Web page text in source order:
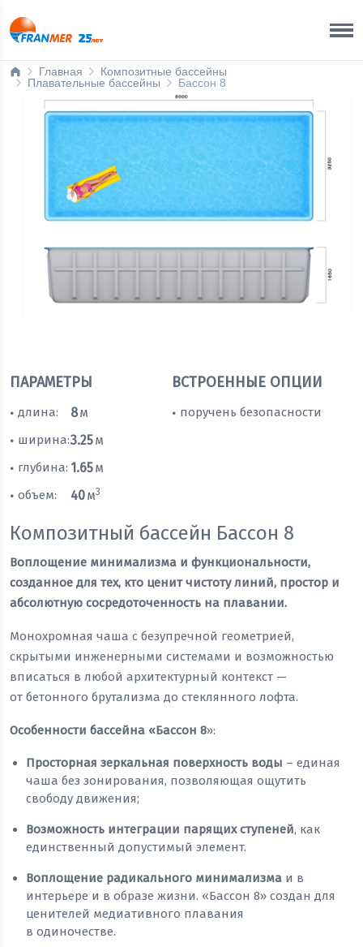
Главная
Композитные бассейны
Плавательные бассейны
Бассон 8
ПАРАМЕТРЫ
• длина: 8м
• ширина:3.25м
• глубина: 1.65м
• объем: 40м3
ВСТРОЕННЫЕ ОПЦИИ
• поручень безопасности
Композитный бассейн Бассон 8
Воплощение минимализма и функциональности,
созданное для тех, кто ценит чистоту линий, простор и
абсолютную сосредоточенность на плавании.
Монохромная чаша с безупречной геометрией,
скрытыми инженерными системами и возможностью
вписаться в любой архитектурный контекст —
от бетонного брутализма до стеклянного лофта.
Особенности бассейна «Бассон 8»:
Просторная зеркальная поверхность воды – единая
чаша без зонирования, позволяющая ощутить
свободу движения;
Возможность интеграции парящих ступеней, как
единственный допустимый элемент.
Воплощение радикального минимализма и в
интерьере и в образе жизни. «Бассон 8» создан для
ценителей медиативного плавания
в одиночестве.